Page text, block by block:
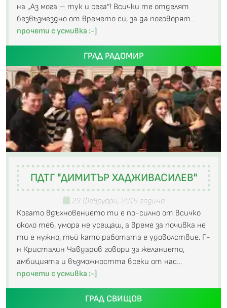
на „Аз мога – тук и сега”! Всички те отделят
безвъзмездно от времето си, за да поговорят…
прочети с усмивка :-]
ГРАД РАДОМИР
ПДТГ "ДИМИТЪР ХАДЖИВАСИЛЕВ"
29 Февруари, 2016 година
Когато вдъхновението ти е по-силно от всичко
около теб, умора не усещаш, а време за почивка не
ти е нужно, тъй като работата е удоволствие. Г-
н Кристалин Чавдаров говори за желанието,
амбицията и възможността всеки от нас…
прочети с усмивка :-]
ГРАД СВИЩОВ